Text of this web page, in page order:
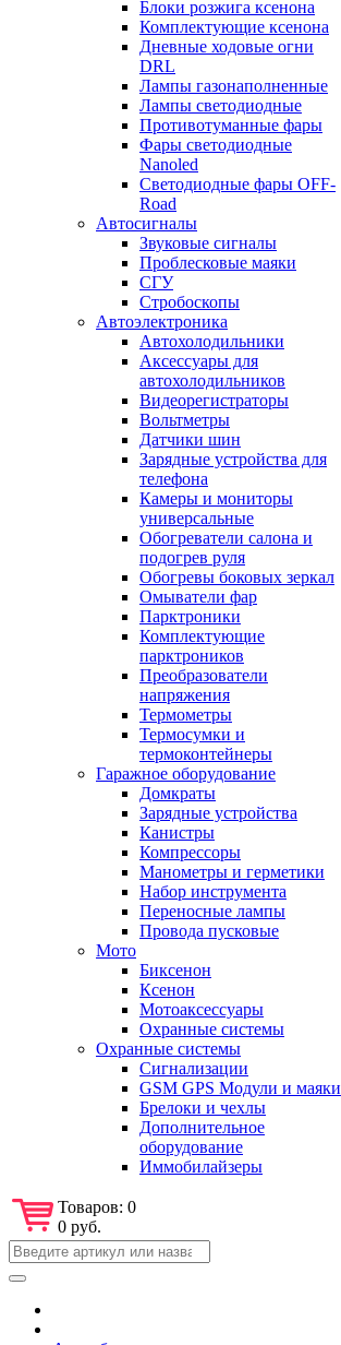
Блоки розжига ксенона
Комплектующие ксенона
Дневные ходовые огни
DRL
Лампы газонаполненные
Лампы светодиодные
Противотуманные фары
Фары светодиодные
Nanoled
Светодиодные фары OFF-
Road
Автосигналы
Звуковые сигналы
Проблесковые маяки
СГУ
Стробоскопы
Автоэлектроника
Автохолодильники
Аксессуары для
автохолодильников
Видеорегистраторы
Вольтметры
Датчики шин
Зарядные устройства для
телефона
Камеры и мониторы
универсальные
Обогреватели салона и
подогрев руля
Обогревы боковых зеркал
Омыватели фар
Парктроники
Комплектующие
парктроников
Преобразователи
напряжения
Термометры
Термосумки и
термоконтейнеры
Гаражное оборудование
Домкраты
Зарядные устройства
Канистры
Компрессоры
Манометры и герметики
Набор инструмента
Переносные лампы
Провода пусковые
Мото
Биксенон
Ксенон
Мотоаксессуары
Охранные системы
Охранные системы
Сигнализации
GSM GPS Модули и маяки
Брелоки и чехлы
Дополнительное
оборудование
Иммобилайзеры
Товаров: 0
0 руб.